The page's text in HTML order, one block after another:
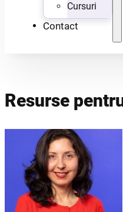
Cursuri
Contact
Resurse